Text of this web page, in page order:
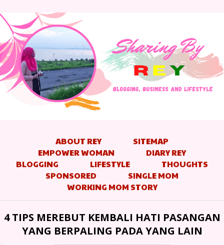
ABOUT REY
SITEMAP
EMPOWER WOMAN
DIARY REY
BLOGGING
LIFESTYLE
THOUGHTS
SPONSORED
SINGLE MOM
WORKING MOM STORY
4 TIPS MEREBUT KEMBALI HATI PASANGAN
YANG BERPALING PADA YANG LAIN